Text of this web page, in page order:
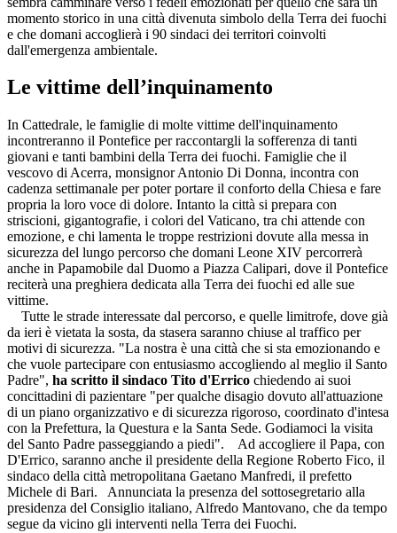
momento storico in una città divenuta simbolo della Terra dei fuochi
e che domani accoglierà i 90 sindaci dei territori coinvolti
dall'emergenza ambientale.
Le vittime dell’inquinamento
In Cattedrale, le famiglie di molte vittime dell'inquinamento
incontreranno il Pontefice per raccontargli la sofferenza di tanti
giovani e tanti bambini della Terra dei fuochi. Famiglie che il
vescovo di Acerra, monsignor Antonio Di Donna, incontra con
cadenza settimanale per poter portare il conforto della Chiesa e fare
propria la loro voce di dolore. Intanto la città si prepara con
striscioni, gigantografie, i colori del Vaticano, tra chi attende con
emozione, e chi lamenta le troppe restrizioni dovute alla messa in
sicurezza del lungo percorso che domani Leone XIV percorrerà
anche in Papamobile dal Duomo a Piazza Calipari, dove il Pontefice
reciterà una preghiera dedicata alla Terra dei fuochi ed alle sue
vittime.
Tutte le strade interessate dal percorso, e quelle limitrofe, dove già
da ieri è vietata la sosta, da stasera saranno chiuse al traffico per
motivi di sicurezza. "La nostra è una città che si sta emozionando e
che vuole partecipare con entusiasmo accogliendo al meglio il Santo
Padre", ha scritto il sindaco Tito d'Errico chiedendo ai suoi
concittadini di pazientare "per qualche disagio dovuto all'attuazione
di un piano organizzativo e di sicurezza rigoroso, coordinato d'intesa
con la Prefettura, la Questura e la Santa Sede. Godiamoci la visita
del Santo Padre passeggiando a piedi". Ad accogliere il Papa, con
D'Errico, saranno anche il presidente della Regione Roberto Fico, il
sindaco della città metropolitana Gaetano Manfredi, il prefetto
Michele di Bari. Annunciata la presenza del sottosegretario alla
presidenza del Consiglio italiano, Alfredo Mantovano, che da tempo
segue da vicino gli interventi nella Terra dei Fuochi.